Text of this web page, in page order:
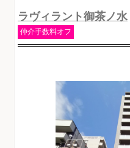
ラヴィラント御茶ノ水
仲介手数料オフ